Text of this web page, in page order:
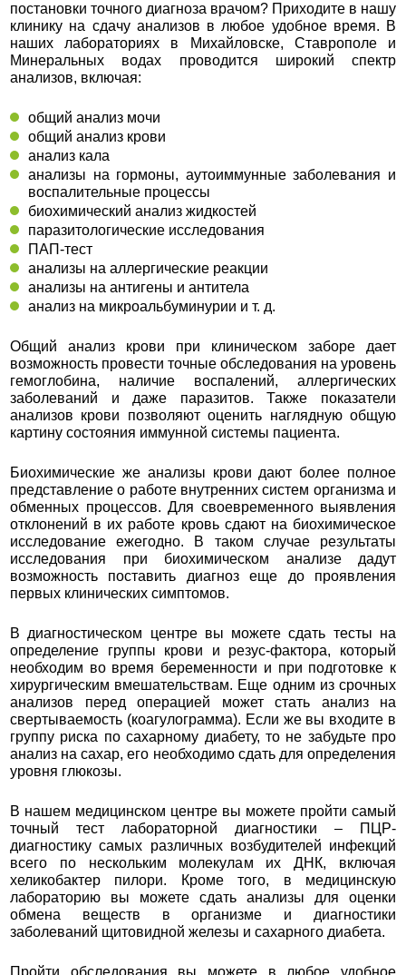
постановки точного диагноза врачом? Приходите в нашу
клинику на сдачу анализов в любое удобное время. В
наших лабораториях в Михайловске, Ставрополе и
Минеральных водах проводится широкий спектр
анализов, включая:
общий анализ мочи
общий анализ крови
анализ кала
анализы на гормоны, аутоиммунные заболевания и
воспалительные процессы
биохимический анализ жидкостей
паразитологические исследования
ПАП-тест
анализы на аллергические реакции
анализы на антигены и антитела
анализ на микроальбуминурии и т. д.
Общий анализ крови при клиническом заборе дает
возможность провести точные обследования на уровень
гемоглобина, наличие воспалений, аллергических
заболеваний и даже паразитов. Также показатели
анализов крови позволяют оценить наглядную общую
картину состояния иммунной системы пациента.
Биохимические же анализы крови дают более полное
представление о работе внутренних систем организма и
обменных процессов. Для своевременного выявления
отклонений в их работе кровь сдают на биохимическое
исследование ежегодно. В таком случае результаты
исследования при биохимическом анализе дадут
возможность поставить диагноз еще до проявления
первых клинических симптомов.
В диагностическом центре вы можете сдать тесты на
определение группы крови и резус-фактора, который
необходим во время беременности и при подготовке к
хирургическим вмешательствам. Еще одним из срочных
анализов перед операцией может стать анализ на
свертываемость (коагулограмма). Если же вы входите в
группу риска по сахарному диабету, то не забудьте про
анализ на сахар, его необходимо сдать для определения
уровня глюкозы.
В нашем медицинском центре вы можете пройти самый
точный тест лабораторной диагностики – ПЦР-
диагностику самых различных возбудителей инфекций
всего по нескольким молекулам их ДНК, включая
хеликобактер пилори. Кроме того, в медицинскую
лабораторию вы можете сдать анализы для оценки
обмена веществ в организме и диагностики
заболеваний щитовидной железы и сахарного диабета.
Пройти обследования вы можете в любое удобное